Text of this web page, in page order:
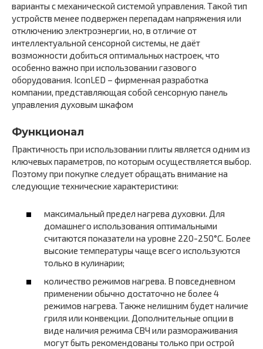
варианты с механической системой управления. Такой тип
устройств менее подвержен перепадам напряжения или
отключению электроэнергии, но, в отличие от
интеллектуальной сенсорной системы, не даёт
возможности добиться оптимальных настроек, что
особенно важно при использовании газового
оборудования. IconLED – фирменная разработка
компании, представляющая собой сенсорную панель
управления духовым шкафом
Функционал
Практичность при использовании плиты является одним из
ключевых параметров, по которым осуществляется выбор.
Поэтому при покупке следует обращать внимание на
следующие технические характеристики:
максимальный предел нагрева духовки. Для
домашнего использования оптимальными
считаются показатели на уровне 220-250°C. Более
высокие температуры чаще всего используются
только в кулинарии;
количество режимов нагрева. В повседневном
применении обычно достаточно не более 4
режимов нагрева. Также нелишним будет наличие
гриля или конвекции. Дополнительные опции в
виде наличия режима СВЧ или размораживания
могут быть рекомендованы только при острой